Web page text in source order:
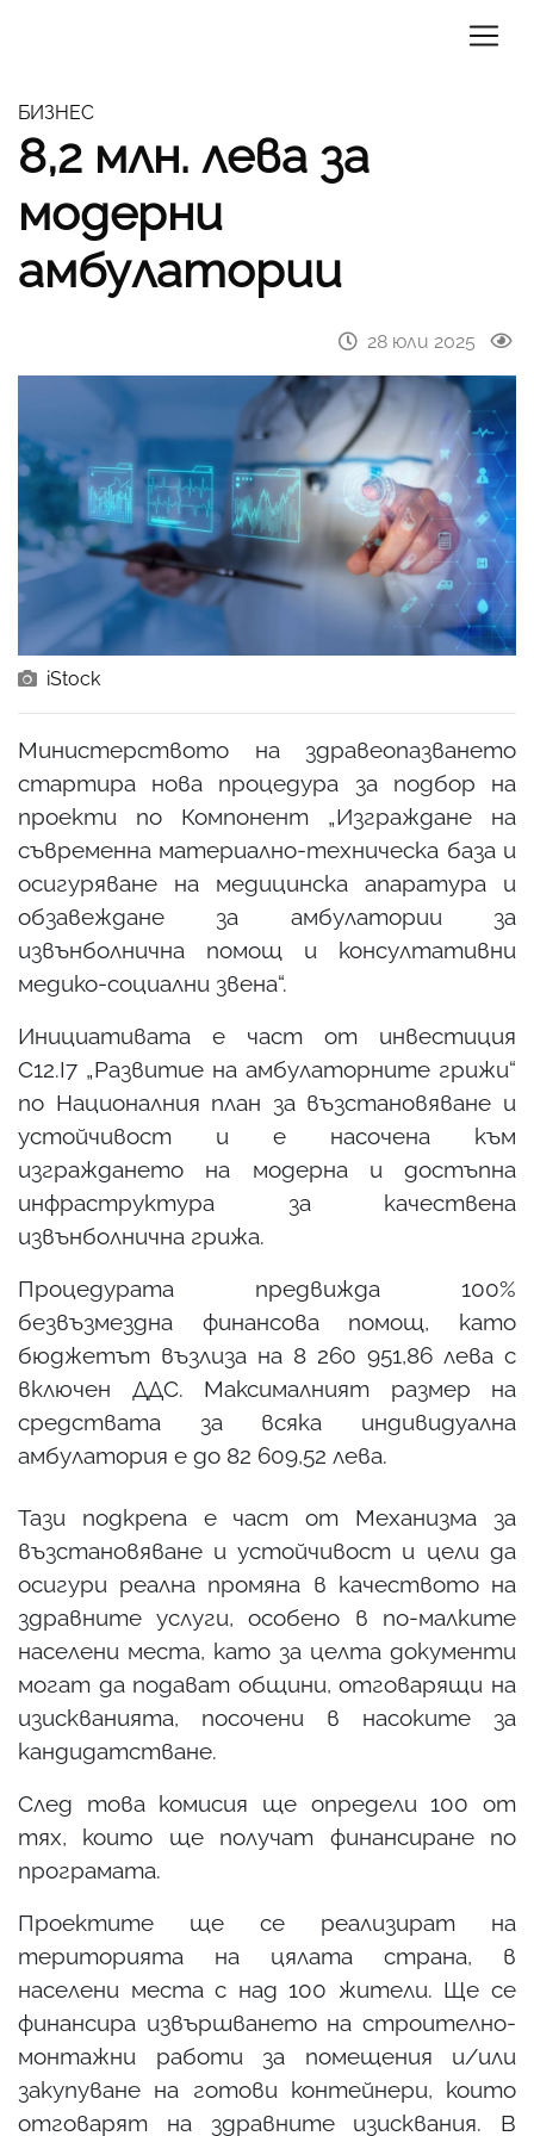
БИЗНЕС
8,2 млн. лева за
модерни
амбулатории
28 юли 2025
iStock
Министерството на здравеопазването
стартира нова процедура за подбор на
проекти по Компонент „Изграждане на
съвременна материално-техническа база и
осигуряване на медицинска апаратура и
обзавеждане за амбулатории за
извънболнична помощ и консултативни
медико-социални звена“.
Инициативата е част от инвестиция
C12.I7 „Развитие на амбулаторните грижи“
по Националния план за възстановяване и
устойчивост и е насочена към
изграждането на модерна и достъпна
инфраструктура за качествена
извънболнична грижа.
Процедурата предвижда 100%
безвъзмездна финансова помощ, като
бюджетът възлиза на 8 260 951,86 лева с
включен ДДС. Максималният размер на
средствата за всяка индивидуална
амбулатория е до 82 609,52 лева.
Тази подкрепа е част от Механизма за
възстановяване и устойчивост и цели да
осигури реална промяна в качеството на
здравните услуги, особено в по-малките
населени места, като за целта документи
могат да подават общини, отговарящи на
изискванията, посочени в насоките за
кандидатстване.
След това комисия ще определи 100 от
тях, които ще получат финансиране по
програмата.
Проектите ще се реализират на
територията на цялата страна, в
населени места с над 100 жители. Ще се
финансира извършването на строително-
монтажни работи за помещения и/или
закупуване на готови контейнери, които
отговарят на здравните изисквания. В